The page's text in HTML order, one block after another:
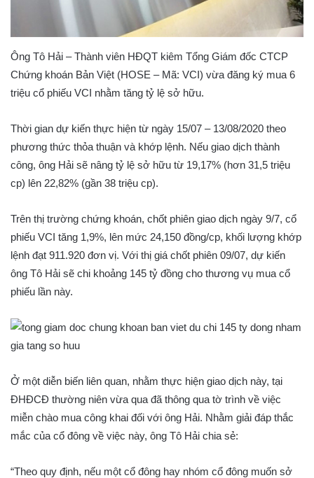
Ông Tô Hải – Thành viên HĐQT kiêm Tổng Giám đốc CTCP
Chứng khoán Bản Việt (HOSE – Mã: VCI) vừa đăng ký mua 6
triệu cổ phiếu VCI nhằm tăng tỷ lệ sở hữu.
Thời gian dự kiến thực hiện từ ngày 15/07 – 13/08/2020 theo
phương thức thỏa thuận và khớp lệnh. Nếu giao dịch thành
công, ông Hải sẽ nâng tỷ lệ sở hữu từ 19,17% (hơn 31,5 triệu
cp) lên 22,82% (gần 38 triệu cp).
Trên thị trường chứng khoán, chốt phiên giao dịch ngày 9/7, cổ
phiếu VCI tăng 1,9%, lên mức 24,150 đồng/cp, khối lượng khớp
lệnh đạt 911.920 đơn vị. Với thị giá chốt phiên 09/07, dự kiến
ông Tô Hải sẽ chi khoảng 145 tỷ đồng cho thương vụ mua cổ
phiếu lần này.
Ở một diễn biến liên quan, nhằm thực hiện giao dịch này, tại
ĐHĐCĐ thường niên vừa qua đã thông qua tờ trình về việc
miễn chào mua công khai đối với ông Hải. Nhằm giải đáp thắc
mắc của cổ đông về việc này, ông Tô Hải chia sẻ:
“Theo quy định, nếu một cổ đông hay nhóm cổ đông muốn sở